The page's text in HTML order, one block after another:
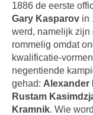
1886 de eerste
Gary Kasparov in
werd, namelijk zijn
rommelig omdat
kwalificatie-
negentiende
gehad: Alexander
Rustam
Kramnik. Wie